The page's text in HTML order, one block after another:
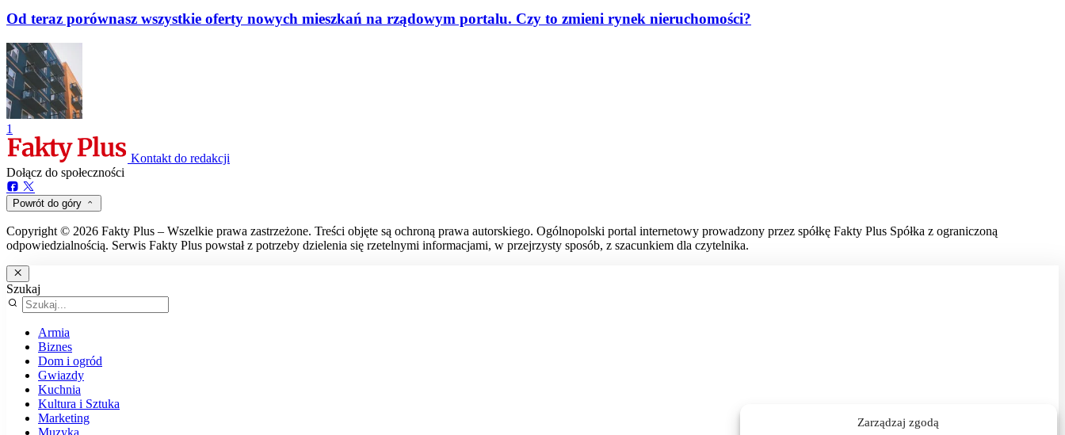
Zarządzaj zgodą
Od teraz porównasz wszystkie oferty nowych mieszkań na rządowym portalu. Czy to zmieni rynek nieruchomości?
1
Kontakt do redakcji
Dołącz do społeczności
Powrót do góry
Copyright © 2026 Fakty Plus – Wszelkie prawa zastrzeżone. Treści objęte są ochroną prawa autorskiego. Ogólnopolski portal internetowy prowadzony przez spółkę Fakty Plus Spółka z ograniczoną
odpowiedzialnością. Serwis Fakty Plus powstał z potrzeby dzielenia się rzetelnymi informacjami, w przejrzysty sposób, z szacunkiem dla czytelnika.
Szukaj
Armia
Biznes
Dom i ogród
Gwiazdy
Kuchnia
Kultura i Sztuka
Marketing